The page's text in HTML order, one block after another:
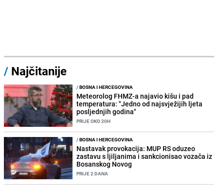
/ Najčitanije
/BOSNA I HERCEGOVINA
Meteorolog FHMZ-a najavio kišu i pad
temperatura: "Jedno od najsvježijih ljeta
posljednjih godina"
PRIJE OKO 20H
/BOSNA I HERCEGOVINA
Nastavak provokacija: MUP RS oduzeo
zastavu s ljiljanima i sankcionisao vozača iz
Bosanskog Novog
PRIJE 2 DANA